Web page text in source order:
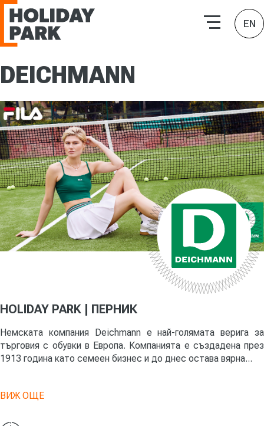
HOLIDAY PARK | Търговски комплекси
EN
DEICHMANN
HOLIDAY PARK | ПЕРНИК
Немската компания Deichmann е най-голямата верига за
търговия с обувки в Европа. Компанията е създадена през
1913 година като семеен бизнес и до днес остава вярна...
ВИЖ ОЩЕ